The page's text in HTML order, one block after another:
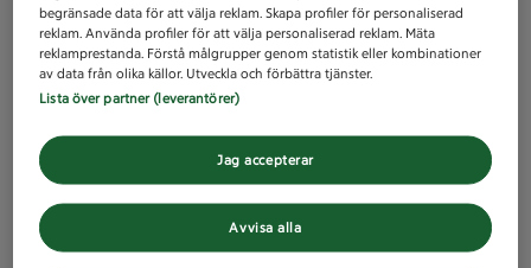
begränsade data för att välja reklam. Skapa profiler för personaliserad
reklam. Använda profiler för att välja personaliserad reklam. Mäta
reklamprestanda. Förstå målgrupper genom statistik eller kombinationer
av data från olika källor. Utveckla och förbättra tjänster.
Lista över partner (leverantörer)
Avvisa alla
Jag accepterar